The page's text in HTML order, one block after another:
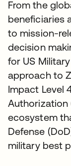
From the
beneficiaries
to mission-
decision
for US
approach to
Impact Level
Authorization
ecosystem
Defense
military best